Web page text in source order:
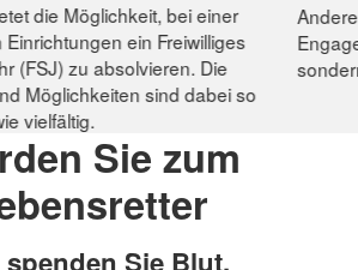
die Möglichkeit, bei einer
ein Freiwilliges
(FSJ) zu absolvieren. Die
Möglichkeiten sind dabei so
vielfältig.
Sie zum
Sie Blut.